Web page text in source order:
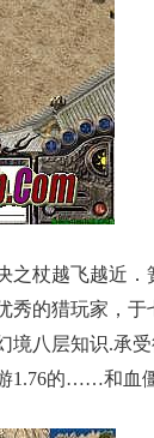
杖越飞越近．
秀的猎玩家，
境八层知识.承
1.76的……和血